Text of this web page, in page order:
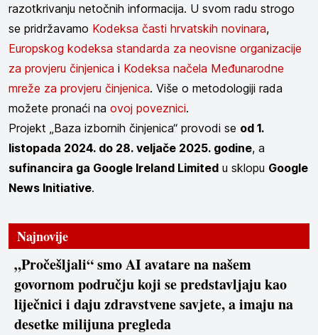
razotkrivanju netočnih informacija. U svom radu strogo
se pridržavamo Kodeksa časti hrvatskih novinara,
Europskog kodeksa standarda za neovisne organizacije
za provjeru činjenica i Kodeksa načela Međunarodne
mreže za provjeru činjenica. Više o metodologiji rada
možete pronaći na ovoj poveznici.
Projekt „Baza izbornih činjenica“ provodi se od 1.
listopada 2024. do 28. veljače 2025. godine, a
sufinancira ga Google Ireland Limited u sklopu Google
News Initiative.
Najnovije
„Pročešljali“ smo AI avatare na našem
govornom području koji se predstavljaju kao
liječnici i daju zdravstvene savjete, a imaju na
desetke milijuna pregleda